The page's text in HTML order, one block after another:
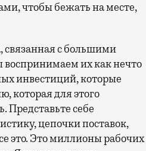
чтобы бежать на месте,
связанная с большими
их как нечто
инвестиций, которые
которая для этого
Представьте себе
цепочки поставок,
это. Это миллионы рабочих